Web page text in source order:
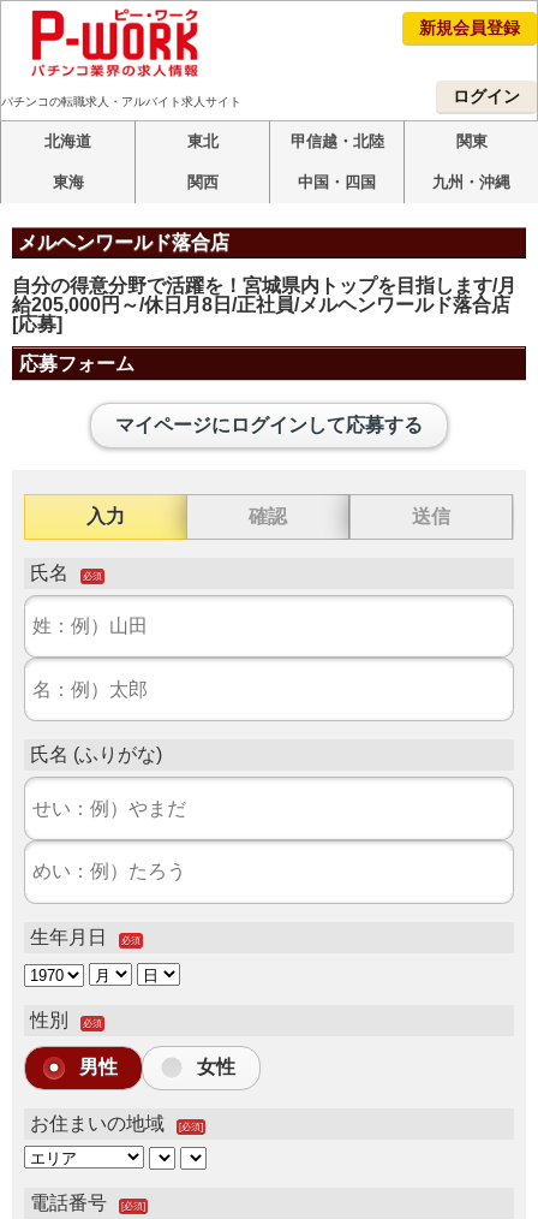
新規会員登録
ログイン
パチンコの転職求人・アルバイト求人サイト
北海道 東北 甲信越・北陸 関東
東海 関西 中国・四国 九州・沖縄
メルヘンワールド落合店
自分の得意分野で活躍を！宮城県内トップを目指します/月
給205,000円～/休日月8日/正社員/メルヘンワールド落合店
[応募]
応募フォーム
マイページにログインして応募する
入力 確認 送信
氏名 必須
氏名 (ふりがな)
生年月日 必須
性別 必須
男性 女性
お住まいの地域 [必須]
電話番号 [必須]